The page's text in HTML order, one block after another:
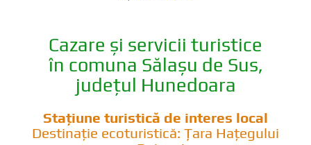
Cazare și servicii turistice
în comuna Sălașu de Sus,
județul Hunedoara
Stațiune turistică de interes local
Destinație ecoturistică: Țara Hațegului